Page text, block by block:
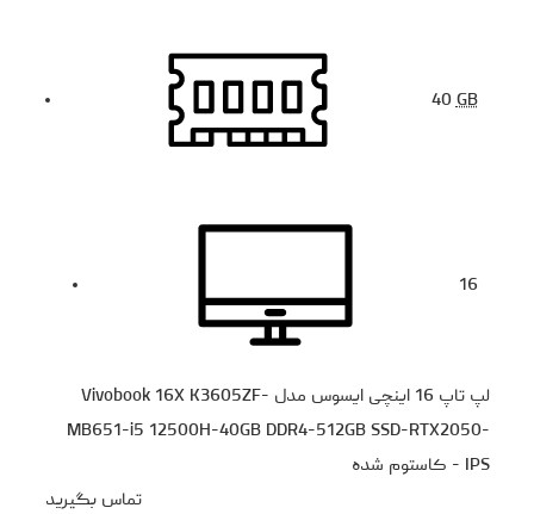
40GB
16
لپ تاپ 16 اینچی ایسوس مدل Vivobook 16X K3605ZF-
MB651-i5 12500H-40GB DDR4-512GB SSD-RTX2050-
IPS - کاستوم شده
تماس بگیرید